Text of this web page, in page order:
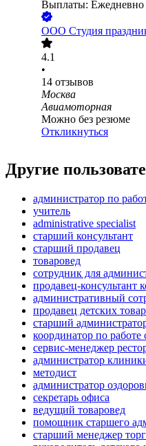
Выплаты: Ежедневно
ООО Студия
4.1
•
14 отзывов
Москва
Авиамоторная
Можно без резюме
Откликнуться
Другие
администратор по
учитель
administrative specialist
старший консультант
старший продавец
товаровед
сотрудник для
продавец-консультант
административный
продавец детских
старший
координатор по работе
сервис-менеджер
администратор
методист
администратор
секретарь офиса
ведущий товаровед
помощник старшего
старший менеджер